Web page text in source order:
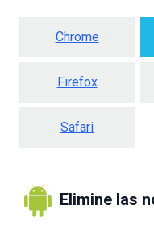
Chrome
Firefox
Safari
Elimine las